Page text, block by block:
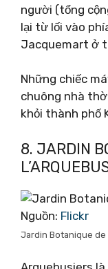
người (tổng
lại từ lối vào
Jacquemart ở
Những chiếc
chuông nhà
khỏi thành phố
8. JARDIN
Nguồn: Flickr
Jardin Botanique de